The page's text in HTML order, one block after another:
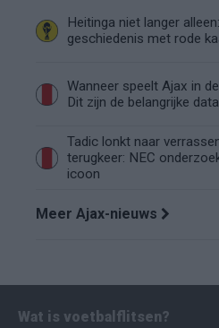
Heitinga niet langer
geschiedenis met rode
Wanneer speelt Ajax in
Dit zijn de belangrijke data
Tadic lonkt naar
terugkeer: NEC
icoon
Meer Ajax-nieuws
Wat is voetbalflitsen?